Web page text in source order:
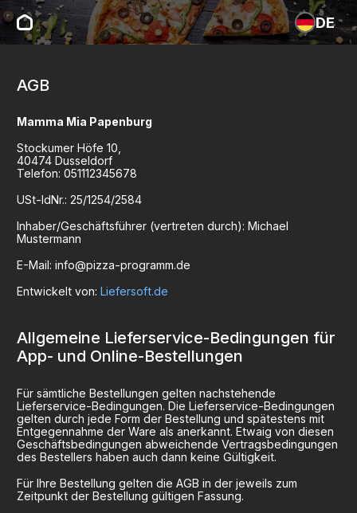
DE
AGB
Mamma Mia Papenburg
Stockumer Höfe 10
40474 Dusseldorf
Telefon: 051112345678
USt-IdNr.: 25/1254/2584
Inhaber/Geschäftsführer (vertreten durch): Michael
Mustermann
E-Mail: info@pizza-programm.de
Entwickelt von: Liefersoft.de
Allgemeine Lieferservice-Bedingungen für
App- und Online-Bestellungen
Für sämtliche Bestellungen gelten nachstehende
Lieferservice-Bedingungen. Die Lieferservice-Bedingungen
gelten durch jede Form der Bestellung und spätestens mit
Entgegennahme der Ware als anerkannt. Etwaig von diesen
Geschäftsbedingungen abweichende Vertragsbedingungen
des Bestellers haben auch dann keine Gültigkeit.
Für Ihre Bestellung gelten die AGB in der jeweils zum
Zeitpunkt der Bestellung gültigen Fassung.